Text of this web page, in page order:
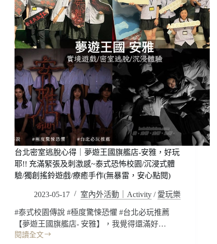
台北密室逃脫心得｜夢遊王國旗艦店-安雅，好玩
耶!! 充滿緊張及刺激感~泰式恐怖校園/沉浸式體
驗/獨創搖鈴遊戲/療癒手作(無暴雷，安心點閱)
2023-05-17 室內外活動｜Activity / 愛玩樂
#泰式校園傳說 #極度驚悚恐懼 #台北必玩推薦
【夢遊王國旗艦店- 安雅】，我覺得還滿好…
閱讀全文
台